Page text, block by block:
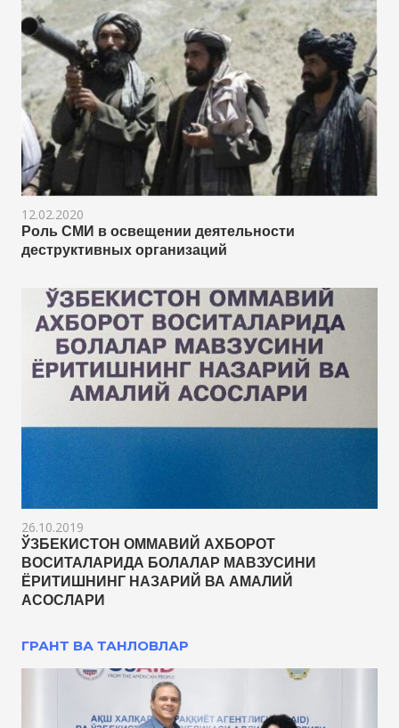
12.02.2020
Роль СМИ в освещении деятельности
деструктивных организаций
26.10.2019
ЎЗБЕКИСТОН ОММАВИЙ АХБОРОТ
ВОСИТАЛАРИДА БОЛАЛАР МАВЗУСИНИ
ЁРИТИШНИНГ НАЗАРИЙ ВА АМАЛИЙ
АСОСЛАРИ
ГРАНТ ВА ТАНЛОВЛАР